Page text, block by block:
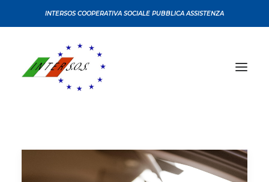
INTERSOS COOPERATIVA SOCIALE PUBBLICA ASSISTENZA